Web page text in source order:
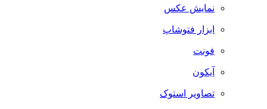
نمایش عکس
ابزار فتوشاپ
فونت
آیکون
تصاویر استوک